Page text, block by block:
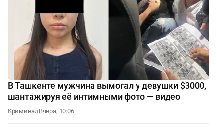
В Ташкенте мужчина вымогал у девушки $3000,
шантажируя её интимными фото — видео
КриминалВчера, 10:06